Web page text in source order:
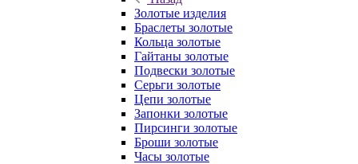
Золотые изделия
Браслеты золотые
Кольца золотые
Гайтаны золотые
Подвески золотые
Серьги золотые
Цепи золотые
Запонки золотые
Пирсинги золотые
Броши золотые
Часы золотые